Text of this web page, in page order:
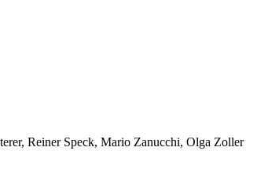
Reiner Speck, Mario Zanucchi, Olga Zoller